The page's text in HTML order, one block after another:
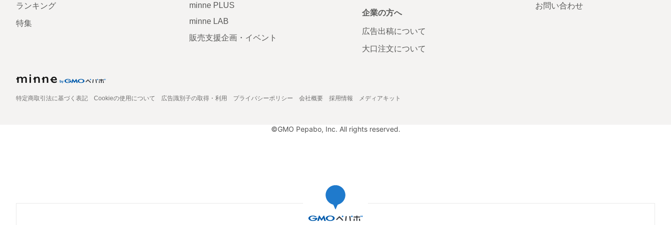
ランキング
特集
minne PLUS
minne LAB
販売支援企画・イベント
企業の方へ
広告出稿について
大口注文について
お問い合わせ
特定商取引法に基づく表記 Cookieの使用について 広告識別子の取得・利用 プライバシーポリシー 会社概要 採用情報 メディアキット
©GMO Pepabo, Inc. All rights reserved.